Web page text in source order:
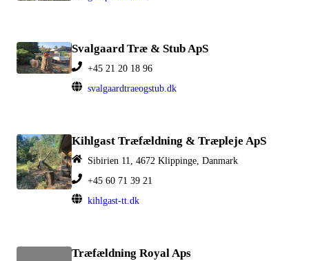
Svalgaard Træ & Stub ApS
+45 21 20 18 96
svalgaardtraeogstub.dk
Kihlgast Træfældning & Træpleje ApS
Sibirien 11, 4672 Klippinge, Danmark
+45 60 71 39 21
kihlgast-tt.dk
Træfældning Royal Aps